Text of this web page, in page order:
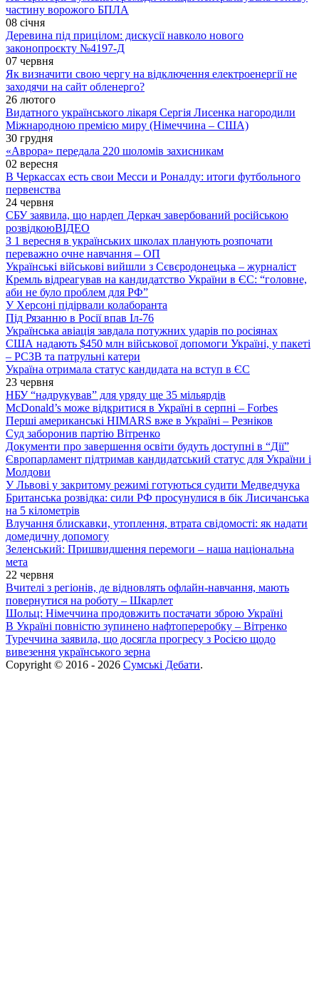
частину ворожого БПЛА
08 січня
Деревина під прицілом: дискусії навколо нового
законопроєкту №4197-Д
07 червня
Як визначити свою чергу на відключення електроенергії не
заходячи на сайт обленерго?
26 лютого
Видатного українського лікаря Сергія Лисенка нагородили
Міжнародною премією миру (Німеччина – США)
30 грудня
«Аврора» передала 220 шоломів захисникам
02 вересня
В Черкассах есть свои Месси и Роналду: итоги футбольного
первенства
24 червня
СБУ заявила, що нардеп Деркач завербований російською
розвідкоюВІДЕО
З 1 вересня в українських школах планують розпочати
переважно очне навчання – ОП
Українські військові вийшли з Сєвєродонецька – журналіст
Кремль відреагував на кандидатство України в ЄС: “головне,
аби не було проблем для РФ”
У Херсоні підірвали колаборанта
Під Рязанню в Росії впав Іл-76
Українська авіація завдала потужних ударів по росіянах
США надають $450 млн військової допомоги Україні, у пакеті
– РСЗВ та патрульні катери
Україна отримала статус кандидата на вступ в ЄС
23 червня
НБУ “надрукував” для уряду ще 35 мільярдів
McDonald’s може відкритися в Україні в серпні – Forbes
Перші американські HIMARS вже в Україні – Резніков
Суд заборонив партію Вітренко
Документи про завершення освіти будуть доступні в “Дії”
Європарламент підтримав кандидатський статус для України і
Молдови
У Львові у закритому режимі готуються судити Медведчука
Британська розвідка: сили РФ просунулися в бік Лисичанська
на 5 кілометрів
Влучання блискавки, утоплення, втрата свідомості: як надати
домедичну допомогу
Зеленський: Пришвидшення перемоги – наша національна
мета
22 червня
Вчителі з регіонів, де відновлять офлайн-навчання, мають
повернутися на роботу – Шкарлет
Шольц: Німеччина продовжить постачати зброю Україні
В Україні повністю зупинено нафтопереробку – Вітренко
Туреччина заявила, що досягла прогресу з Росією щодо
вивезення українського зерна
Copyright © 2016 - 2026 Сумські Дебати.